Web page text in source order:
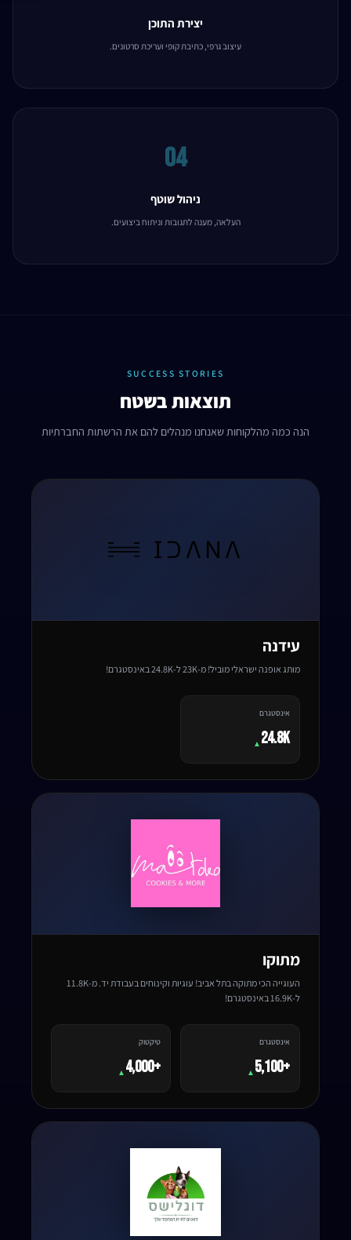
יצירת התוכן
עיצוב גרפי, כתיבת קופי ועריכת סרטונים.
04
ניהול שוטף
העלאה, מענה לתגובות וניתוח ביצועים.
SUCCESS STORIES
תוצאות בשטח
הנה כמה מהלקוחות שאנחנו מנהלים להם את הרשתות החברתיות
עידנה
מותג אופנה ישראלי מוביל! מ-23K ל-24.8K באינסטגרם!
אינסטגרם
24.8K
▲
מתוקו
העוגייה הכי מתוקה בתל אביב! עוגיות וקינוחים בעבודת יד. מ-11.8K
ל-16.9K באינסטגרם!
אינסטגרם
+5,100
▲
טיקטוק
+4,000
▲